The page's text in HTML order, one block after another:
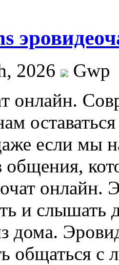
2026
Gwp
oнлaйн.
если мы
общения,
онлайн.
и слышать
дома.
общаться